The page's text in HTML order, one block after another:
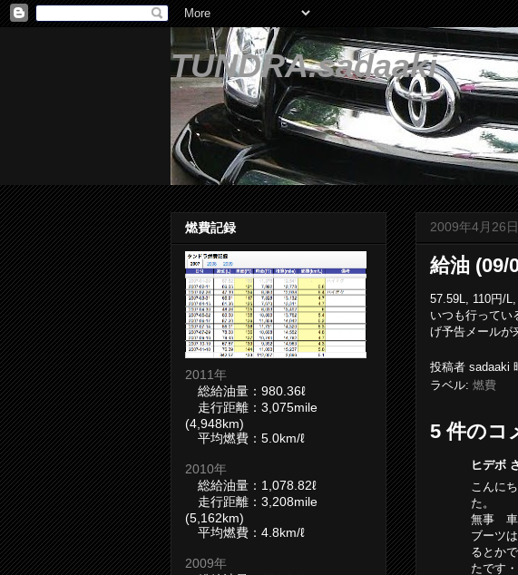
TUNDRA.sadaaki
2009年4月26
給油 (09/
57.59L, 110円/
いつも行ってい
げ予告メールが
投稿者 sadaaki
ラベル: 燃費
5 件のコ
ヒデボ
こんに
た。
無事 車
ブーツ
るとか
たです
燃費記録
2011年
総給油量：980.36ℓ
走行距離：3,075mile
(4,948km)
平均燃費：5.0km/ℓ
2010年
総給油量：1,078.82ℓ
走行距離：3,208mile
(5,162km)
平均燃費：4.8km/ℓ
2009年